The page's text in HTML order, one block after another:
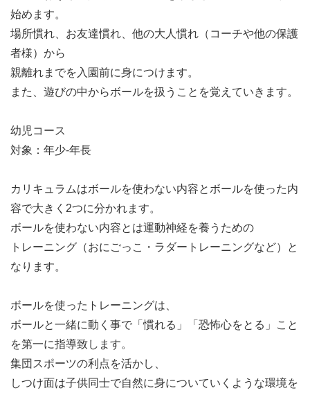
始めます。
場所慣れ、お友達慣れ、他の大人慣れ（コーチや他の保護
者様）から
親離れまでを入園前に身につけます。
また、遊びの中からボールを扱うことを覚えていきます。
幼児コース
対象：年少-年長
カリキュラムはボールを使わない内容とボールを使った内
容で大きく2つに分かれます。
ボールを使わない内容とは運動神経を養うための
トレーニング（おにごっこ・ラダートレーニングなど）と
なります。
ボールを使ったトレーニングは、
ボールと一緒に動く事で「慣れる」「恐怖心をとる」こと
を第一に指導致します。
集団スポーツの利点を活かし、
しつけ面は子供同士で自然に身についていくような環境を